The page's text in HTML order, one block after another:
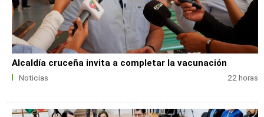
Alcaldía cruceña invita a completar la vacunación
Noticias 22 horas